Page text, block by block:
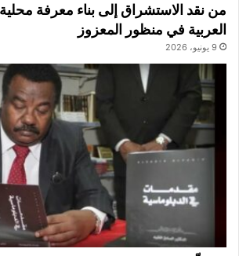
من نقد الاستشراق إلى بناء معرفة محلية:
العربية في منظور المعزوز
9 يونيو، 2026